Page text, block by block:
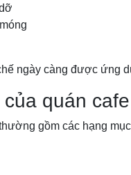
ngày càng được ứng
quán
gồm các hạng